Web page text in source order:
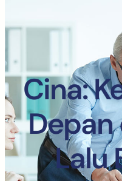
Cina:
Depan
Lalu